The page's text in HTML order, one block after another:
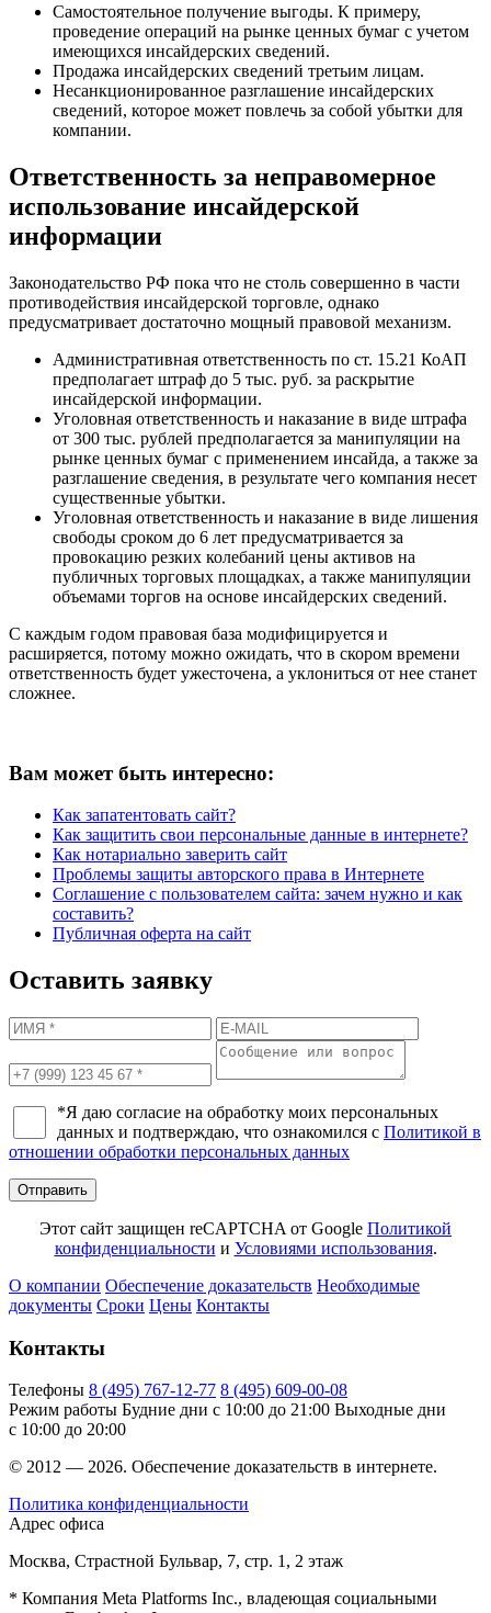
Самостоятельное получение выгоды. К примеру,
проведение операций на рынке ценных бумаг с учетом
имеющихся инсайдерских сведений.
Продажа инсайдерских сведений третьим лицам.
Несанкционированное разглашение инсайдерских
сведений, которое может повлечь за собой убытки для
компании.
Ответственность за неправомерное
использование инсайдерской
информации
Законодательство РФ пока что не столь совершенно в части
противодействия инсайдерской торговле, однако
предусматривает достаточно мощный правовой механизм.
Административная ответственность по ст. 15.21 КоАП
предполагает штраф до 5 тыс. руб. за раскрытие
инсайдерской информации.
Уголовная ответственность и наказание в виде штрафа
от 300 тыс. рублей предполагается за манипуляции на
рынке ценных бумаг с применением инсайда, а также за
разглашение сведения, в результате чего компания несет
существенные убытки.
Уголовная ответственность и наказание в виде лишения
свободы сроком до 6 лет предусматривается за
провокацию резких колебаний цены активов на
публичных торговых площадках, а также манипуляции
объемами торгов на основе инсайдерских сведений.
С каждым годом правовая база модифицируется и
расширяется, потому можно ожидать, что в скором времени
ответственность будет ужесточена, а уклониться от нее станет
сложнее.
Вам может быть интересно:
Как запатентовать сайт?
Как защитить свои персональные данные в интернете?
Как нотариально заверить сайт
Проблемы защиты авторского права в Интернете
Соглашение с пользователем сайта: зачем нужно и как
составить?
Публичная оферта на сайт
Оставить заявку
*Я даю согласие на обработку моих персональных
данных и подтверждаю, что ознакомился с Политикой в
отношении обработки персональных данных
Отправить
Этот сайт защищен reCAPTCHA от Google Политикой
конфиденциальности и Условиями использования.
О компании Обеспечение доказательств Необходимые
документы Сроки Цены Контакты
Контакты
Телефоны 8 (495) 767-12-77 8 (495) 609-00-08
Режим работы Будние дни с 10:00 до 21:00 Выходные дни
с 10:00 до 20:00
© 2012 — 2026. Обеспечение доказательств в интернете.
Политика конфиденциальности
Адрес офиса
Москва, Страстной Бульвар, 7, стр. 1, 2 этаж
* Компания Meta Platforms Inc., владеющая социальными